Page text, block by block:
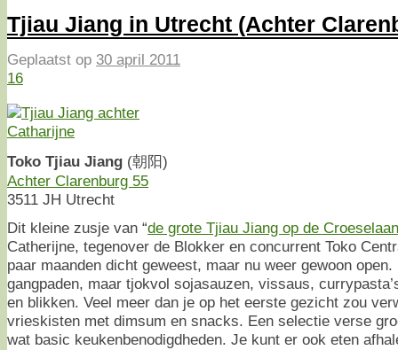
Tjiau Jiang in Utrecht (Achter
Geplaatst op 30 april 2011
16
Toko Tjiau Jiang (朝阳)
Achter Clarenburg 55
3511 JH Utrecht
Dit kleine zusje van “de grote Tjiau Jiang op de Croeselaan
Catherijne, tegenover de Blokker en concurrent Toko
paar maanden dicht geweest, maar nu weer gewoon
gangpaden, maar tjokvol sojasauzen, vissaus,
en blikken. Veel meer dan je op het eerste gezicht zou
vrieskisten met dimsum en snacks. Een selectie verse
wat basic keukenbenodigdheden. Je kunt er ook eten